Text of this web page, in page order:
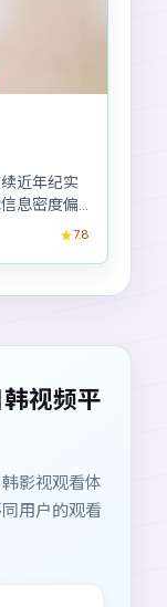
近年纪实
息密度偏
7.8
视频平
影视观看体
用户的观看